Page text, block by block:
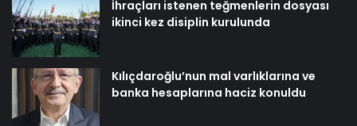
İhraçları istenen teğmenlerin dosyası
ikinci kez disiplin kurulunda
Kılıçdaroğlu’nun mal varlıklarına ve
banka hesaplarına haciz konuldu